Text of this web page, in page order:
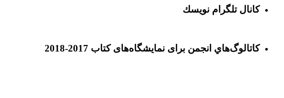
كانال تلگرام نويسك
كاتالوگ‌هاي انجمن برای نمايشگاه‌های كتاب 2017-2018